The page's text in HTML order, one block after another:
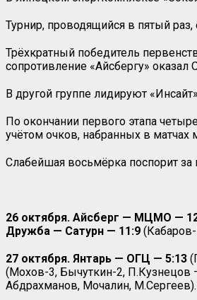
Турнир, проводящийся в пятый
Трёхкратный победитель
сопротивление «Айсбергу»
В другой группе лидируют
По окончании первого этапа
учётом очков, набранных в матчах
Слабейшая восьмёрка поспорит за
26 октября. Айсберг — МЦМО —
Дружба — Сатурн — 11:9
27 октября. Янтарь — ОГЦ — 5:13
(Мохов-3, Бычуткин-2,
Абдрахманов, Мочалин, М.Сергеев).